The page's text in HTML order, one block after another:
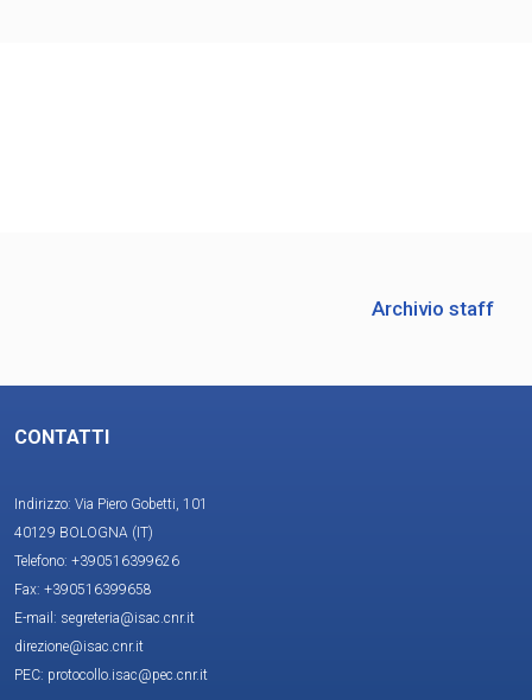
Archivio staff
CONTATTI
Indirizzo: Via Piero Gobetti, 101
40129 BOLOGNA (IT)
Telefono: +390516399626
Fax: +390516399658
E-mail: segreteria@isac.cnr.it
direzione@isac.cnr.it
PEC: protocollo.isac@pec.cnr.it